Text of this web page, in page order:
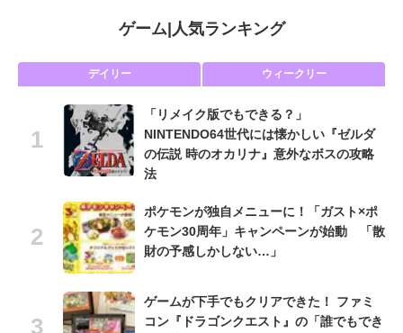
ゲーム| 人気ランキング
デイリー ウィークリー
「リメイク版でもできる？」
NINTENDO64世代には懐かしい『ゼルダ
の伝説 時のオカリナ』意外なボスの攻略
法
ポケモンが独自メニューに！「ガスト×ポ
ケモン30周年」キャンペーンが始動 「散
財の予感しかしない…」
ゲームが下手でもクリアできた！ ファミ
コン『ドラゴンクエスト』の「誰でもでき